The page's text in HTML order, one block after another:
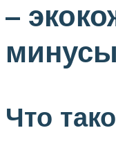
–
минусы
Что